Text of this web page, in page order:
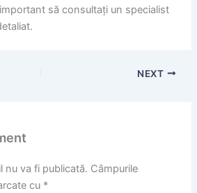
să consultați un specialist
NEXT
nu va fi publicată. Câmpurile
cu *